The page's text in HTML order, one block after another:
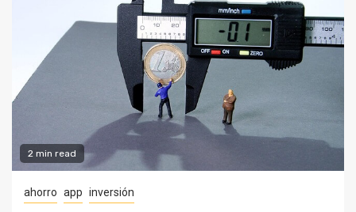
2 min read
ahorro app inversión